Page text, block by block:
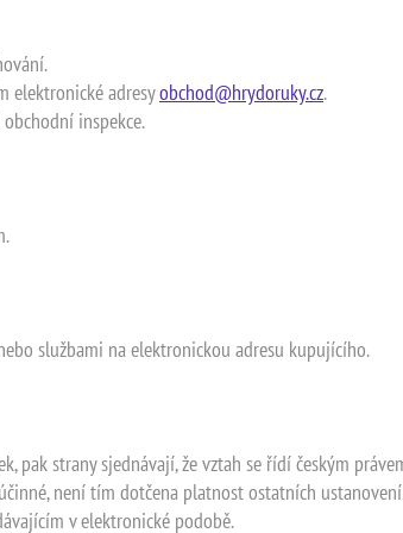
elektronické adresyobchod@hrydoruky.cz.
inspekce.
službami na elektronickou adresu kupujícího.
pak strany sjednávají, že vztah se řídí českým
není tím dotčena platnost ostatních
v elektronické podobě.